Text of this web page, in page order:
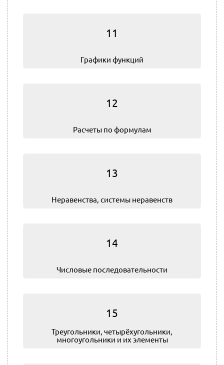
11
Графики функций
12
Расчеты по формулам
13
Не­ра­вен­ства, системы неравенств
14
Числовые последовательности
15
Треугольники, четырёхугольники,
многоугольники и их элементы